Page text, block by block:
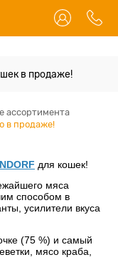
в продаже!
ассортимента
в продаже!
для кошек!
мяса
способом в
усилители вкуса
(75 %) и самый
мясо краба,